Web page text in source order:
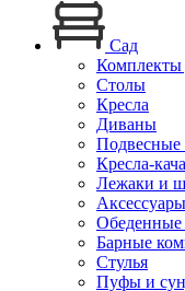
Сад
Комплекты
Столы
Кресла
Диваны
Подвесные
Кресла-
Лежаки и
Аксессуары
Обеденные
Барные
Стулья
Пуфы и